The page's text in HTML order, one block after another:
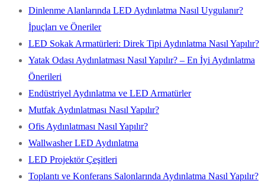
Dinlenme Alanlarında LED Aydınlatma Nasıl Uygulanır?
İpuçları ve Öneriler
LED Sokak Armatürleri: Direk Tipi Aydınlatma Nasıl Yapılır?
Yatak Odası Aydınlatması Nasıl Yapılır? – En İyi Aydınlatma
Önerileri
Endüstriyel Aydınlatma ve LED Armatürler
Mutfak Aydınlatması Nasıl Yapılır?
Ofis Aydınlatması Nasıl Yapılır?
Wallwasher LED Aydınlatma
LED Projektör Çeşitleri
Toplantı ve Konferans Salonlarında Aydınlatma Nasıl Yapılır?